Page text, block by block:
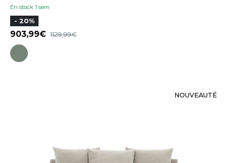
En stock 1 sem
- 20%
903,99 1129,99
NOUVEAUTÉ